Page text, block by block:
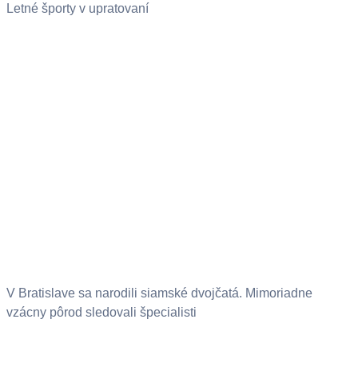
Letné športy v upratovaní
V Bratislave sa narodili siamské dvojčatá. Mimoriadne
vzácny pôrod sledovali špecialisti